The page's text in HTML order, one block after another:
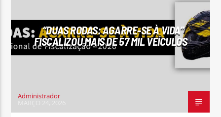
“DUAS RODAS: AGARRE-SE À VIDA”
FISCALIZOU MAIS DE 57 MIL VEÍCULOS
Administrador